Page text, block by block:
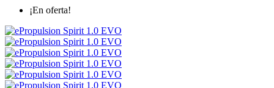
¡En oferta!